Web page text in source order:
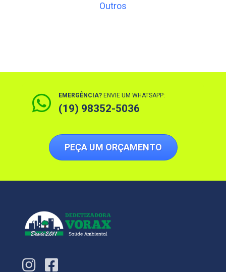
Outros
i
EMERGÊNCIA? ENVIE UM WHATSAPP:
(19) 98352-5036
PEÇA UM ORÇAMENTO